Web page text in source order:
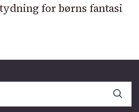
for børns fantasi